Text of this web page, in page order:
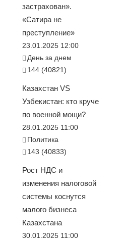
застрахован».
«Сатира не
преступление»
23.01.2025 12:00
День за днем
144 (40821)
Казахстан VS
Узбекистан: кто круче
по военной мощи?
28.01.2025 11:00
Политика
143 (40833)
Рост НДС и
изменения налоговой
системы коснутся
малого бизнеса
Казахстана
30.01.2025 11:00